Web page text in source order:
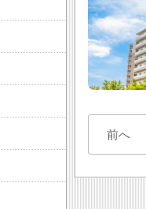
前へ